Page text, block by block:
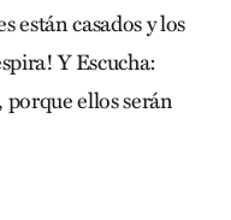
están casados y los
Y Escucha:
ellos serán